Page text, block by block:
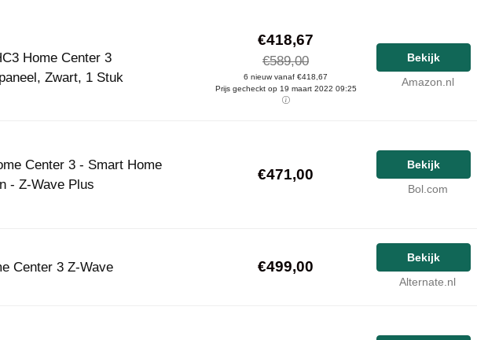
Home Center 3
Zwart, 1 Stuk
€418,67
€589,00
6 nieuw vanaf €418,67
Prijs gecheckt op 19 maart 2022 09:25
Bekijk
Amazon.nl
Center 3 - Smart Home
- Z-Wave Plus
€471,00
Bekijk
Bol.com
Center 3 Z-Wave €499,00
Bekijk
Alternate.nl